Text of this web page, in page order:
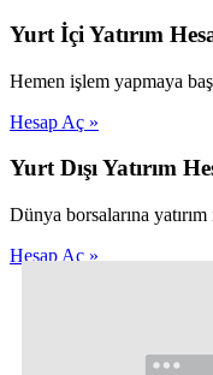
Yurt İçi Yatırım
Hemen işlem yapmaya
Hesap Aç »
Yurt Dışı Yatırım
Dünya borsalarına yatırım
Hesap Aç »